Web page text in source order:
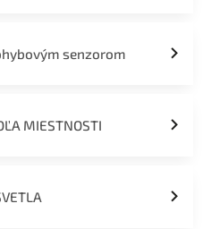
senzorom
MIESTNOSTI